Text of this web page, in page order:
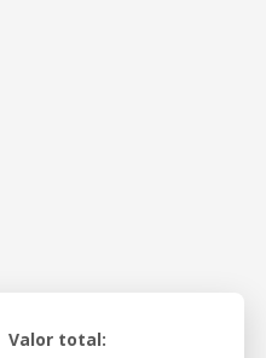
Valor total: